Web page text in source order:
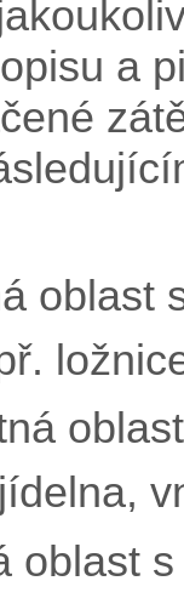
a
oblast
oblast